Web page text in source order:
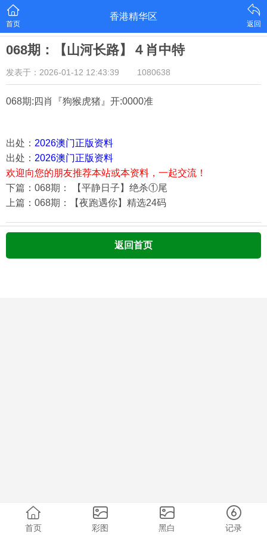
首页
香港精华区
返回
068期：【山河长路】４肖中特
发表于：2026-01-12 12:43:39 1080638
068期:四肖『狗猴虎猪 』开:0000准
出处： 2026澳门正版资料
出处： 2026澳门正版资料
欢迎向您的朋友推荐本站或本资料，一起交流！
下篇：068期： 【平静日子】绝杀①尾
上篇：068期：【夜跑遇你】精选24码
返回首页
首页 彩图 黑白 记录